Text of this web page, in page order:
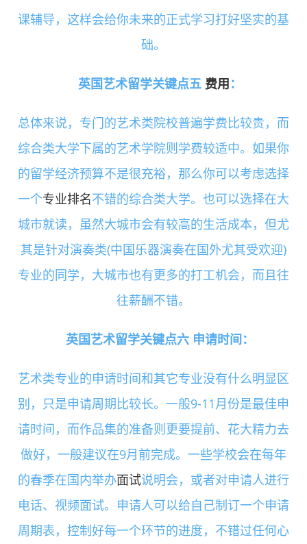
课辅导，这样会给你未来的正式学习打好坚实的基
础。
英国艺术留学关键点五 费用：
总体来说，专门的艺术类院校普遍学费比较贵，而
综合类大学下属的艺术学院则学费较适中。如果你
的留学经济预算不是很充裕，那么你可以考虑选择
一个专业排名不错的综合类大学。也可以选择在大
城市就读，虽然大城市会有较高的生活成本，但尤
其是针对演奏类(中国乐器演奏在国外尤其受欢迎)
专业的同学，大城市也有更多的打工机会，而且往
往薪酬不错。
英国艺术留学关键点六 申请时间：
艺术类专业的申请时间和其它专业没有什么明显区
别，只是申请周期比较长。一般9-11月份是最佳申
请时间，而作品集的准备则更要提前、花大精力去
做好，一般建议在9月前完成。一些学校会在每年
的春季在国内举办面试说明会，或者对申请人进行
电话、视频面试。申请人可以给自己制订一个申请
周期表，控制好每一个环节的进度，不错过任何心